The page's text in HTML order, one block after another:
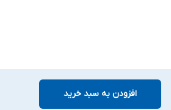
افزودن به سبد خرید